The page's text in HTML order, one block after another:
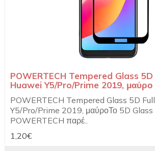
POWERTECH Tempered Glass 5D
Huawei Y5/Pro/Prime 2019, μαύρο
POWERTECH Tempered Glass 5D
Y5/Pro/Prime 2019, μαύροΤο 5D Glass
POWERTECH παρέ..
1,20€